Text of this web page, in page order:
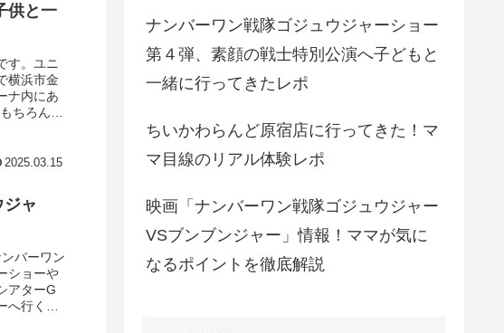
供と一
す。ユニ
横浜市金
ナ内にあ
ちろん、
2025.03.15
ャ
バーワン
ショーや
アターG
へ行く人
ナンバーワン戦隊ゴジュウジャーショー
第４弾、素顔の戦士特別公演へ子どもと
一緒に行ってきたレポ
ちいかわらんど原宿店に行ってきた！マ
マ目線のリアル体験レポ
映画「ナンバーワン戦隊ゴジュウジャー
VSブンブンジャー」情報！ママが気に
なるポイントを徹底解説